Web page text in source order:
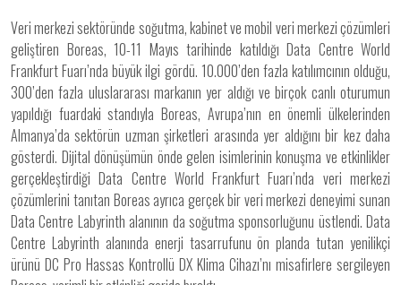
Veri merkezi sektöründe soğutma, kabinet ve mobil veri merkezi çözümleri
geliştiren Boreas, 10-11 Mayıs tarihinde katıldığı Data Centre World
Frankfurt Fuarı’nda büyük ilgi gördü. 10.000’den fazla katılımcının olduğu,
300’den fazla uluslararası markanın yer aldığı ve birçok canlı oturumun
yapıldığı fuardaki standıyla Boreas, Avrupa’nın en önemli ülkelerinden
Almanya’da sektörün uzman şirketleri arasında yer aldığını bir kez daha
gösterdi. Dijital dönüşümün önde gelen isimlerinin konuşma ve etkinlikler
gerçekleştirdiği Data Centre World Frankfurt Fuarı’nda veri merkezi
çözümlerini tanıtan Boreas ayrıca gerçek bir veri merkezi deneyimi sunan
Data Centre Labyrinth alanının da soğutma sponsorluğunu üstlendi. Data
Centre Labyrinth alanında enerji tasarrufunu ön planda tutan yenilikçi
ürünü DC Pro Hassas Kontrollü DX Klima Cihazı’nı misafirlere sergileyen